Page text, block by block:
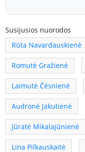
Susijusios nuorodos
Rūta Navardauskienė
Romutė Gražienė
Laimutė Čėsnienė
Audronė Jakutienė
Jūratė Mikalajūnienė
Lina Pilkauskaitė